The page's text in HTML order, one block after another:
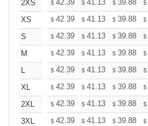
2XS $ 42.39 $ 41.13 $ 39.88 $
XS
$ 42.39 $ 41.13 $ 39.88 $
S
$ 42.39 $ 41.13 $ 39.88 $
M
$ 42.39 $ 41.13 $ 39.88 $
L
$ 42.39 $ 41.13 $ 39.88 $
XL
$ 42.39 $ 41.13 $ 39.88 $
2XL
$ 42.39 $ 41.13 $ 39.88 $
3XL
$ 42.39 $ 41.13 $ 39.88 $